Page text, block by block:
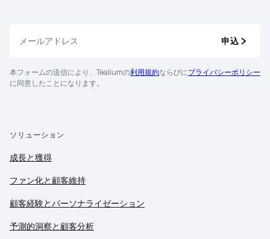
申込
本フォームの送信により、Tealiumの利用規約ならびにプライバシーポリシー
に同意したことになります。
ソリューション
成長と獲得
ファン化と顧客維持
顧客経験とパーソナライゼーション
予測的洞察と顧客分析